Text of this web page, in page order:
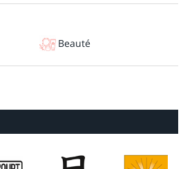
Beauté